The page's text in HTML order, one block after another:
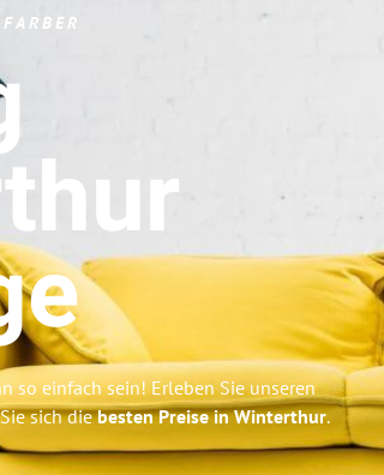
so einfach sein! Erleben Sie unseren
sich diebesten Preise in Winterthur.